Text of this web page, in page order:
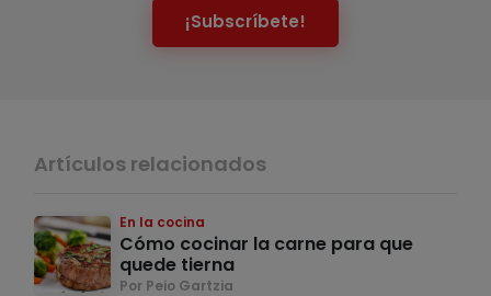
¡Subscríbete!
Artículos relacionados
En la cocina
Cómo cocinar la carne para que
quede tierna
Por Peio Gartzia